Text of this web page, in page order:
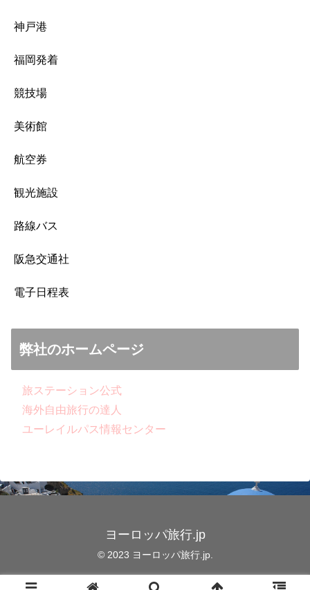
神戸港
福岡発着
競技場
美術館
航空券
観光施設
路線バス
阪急交通社
電子日程表
弊社のホームページ
旅ステーション公式
海外自由旅行の達人
ユーレイルパス情報センター
ヨーロッパ旅行.jp
© 2023 ヨーロッパ旅行.jp.